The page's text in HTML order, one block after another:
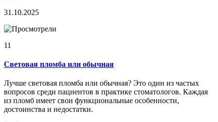
31.10.2025
11
Световая пломба или обычная
Лучше световая пломба или обычная? Это один из частых
вопросов среди пациентов в практике стоматологов. Каждая
из пломб имеет свои функциональные особенности,
достоинства и недостатки.